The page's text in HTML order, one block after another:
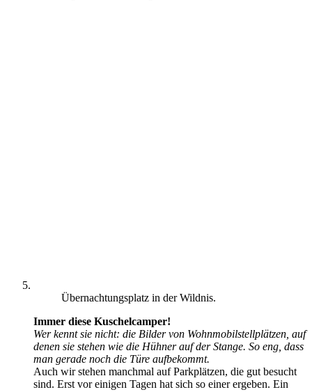
Übernachtungsplatz in der Wildnis.
Immer diese Kuschelcamper!
Wer kennt sie nicht: die Bilder von Wohnmobilstellplätzen, auf
denen sie stehen wie die Hühner auf der Stange. So eng, dass
man gerade noch die Türe aufbekommt.
Auch wir stehen manchmal auf Parkplätzen, die gut besucht
sind. Erst vor einigen Tagen hat sich so einer ergeben. Ein